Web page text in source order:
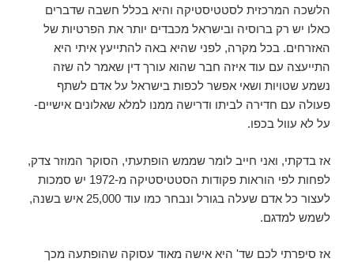
הלשכה המרכזית לסטטיסטיקה והיא בכלל חשבה שדברים
כאלו יש רק ברוסיה ובישראל מכבדים יותר את הפרטיות של
האזרחים. בכל מקרה, לפני שהיא באה להתייעץ איתי היא
התייעצה עם עוד איזה חבר שהוא עורך דין שאמר לה שזה
נשמע שטויות ושאי אפשר לכפות בישראל על אדם לשתף
פעולה עם חדירה לביתו ודרישה ממנו למלא שאלונים אישיים-
על לא עוול בכפו.
אז בדקתי, ואני חייב לומר שממש הופתעתי, הסוקר המוזר צדק,
לפחות לפי הוראות פקודות הסטטיסטיקה מ-1972 יש סמכות
לעצור כל אדם שעלה בגורל ונבחר כמו עוד 25,000 איש בשנה,
לשמש למדגם.
אז סיפרתי לכם שד' היא אישה מאוד עסוקה שהופתעה מכך